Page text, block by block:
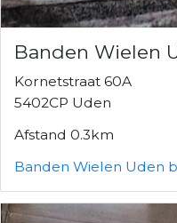
Banden Wielen
Kornetstraat 60A
5402CP Uden
Afstand 0.3km
Banden Wielen Uden